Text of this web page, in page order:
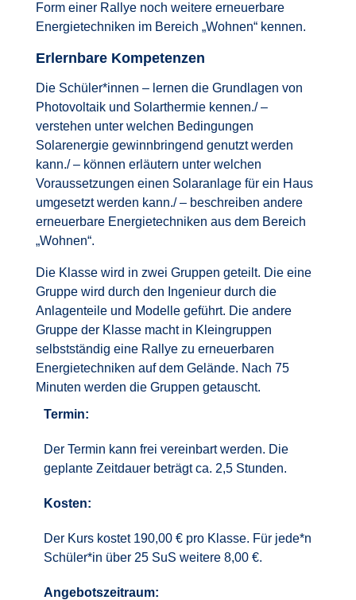
Form einer Rallye noch weitere erneuerbare
Energietechniken im Bereich „Wohnen“ kennen.
Erlernbare Kompetenzen
Die Schüler*innen – lernen die Grundlagen von
Photovoltaik und Solarthermie kennen./ –
verstehen unter welchen Bedingungen
Solarenergie gewinnbringend genutzt werden
kann./ – können erläutern unter welchen
Voraussetzungen einen Solaranlage für ein Haus
umgesetzt werden kann./ – beschreiben andere
erneuerbare Energietechniken aus dem Bereich
„Wohnen“.
Die Klasse wird in zwei Gruppen geteilt. Die eine
Gruppe wird durch den Ingenieur durch die
Anlagenteile und Modelle geführt. Die andere
Gruppe der Klasse macht in Kleingruppen
selbstständig eine Rallye zu erneuerbaren
Energietechniken auf dem Gelände. Nach 75
Minuten werden die Gruppen getauscht.
Termin:
Der Termin kann frei vereinbart werden. Die
geplante Zeitdauer beträgt ca. 2,5 Stunden.
Kosten:
Der Kurs kostet 190,00 € pro Klasse. Für jede*n
Schüler*in über 25 SuS weitere 8,00 €.
Angebotszeitraum: